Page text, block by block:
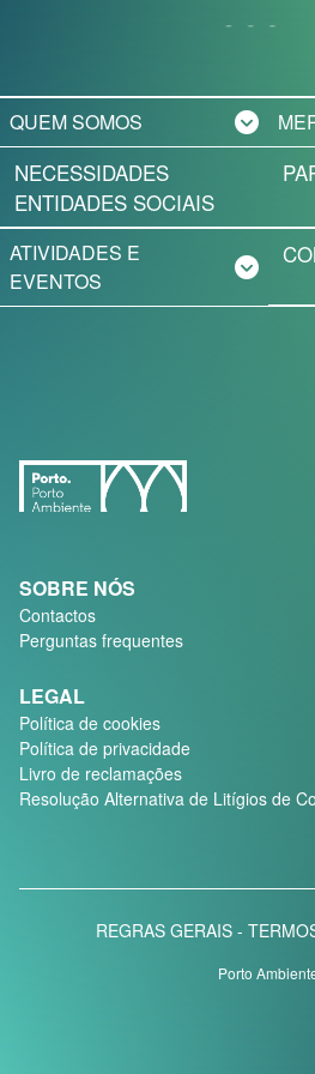
QUEM SOMOS
PROJETO ECOPORTO
PORTO AMBIENTE
NECESSIDADES
ENTIDADES SOCIAIS
ATIVIDADES E
EVENTOS
REALIZADAS
MANUAL DE
COMPUTADORES
SOBRE NÓS
Contactos
Perguntas frequentes
LEGAL
Política de cookies
Política de privacidade
Livro de reclamações
Resolução Alternativa de Litígios de
REGRAS GERAIS -
Porto